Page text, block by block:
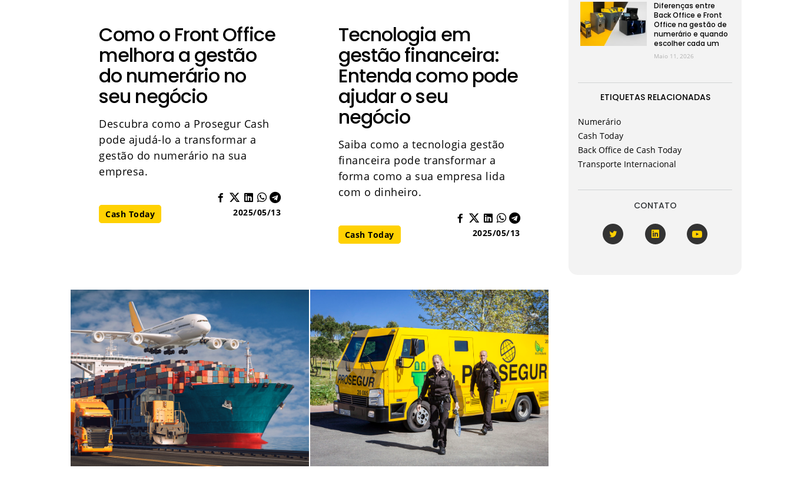
Como o Front Office
melhora a gestão
do numerário no
seu negócio
Descubra como a Prosegur Cash
pode ajudá-lo a transformar a
gestão do numerário na sua
empresa.
Cash Today 2025/05/13
Tecnologia em
gestão financeira:
Entenda como pode
ajudar o seu
negócio
Saiba como a tecnologia gestão
financeira pode transformar a
forma como a sua empresa lida
com o dinheiro.
Cash Today 2025/05/13
Diferenças entre
Back Office e Front
Office na gestão de
numerário e quando
escolher cada um
Maio 11, 2026
ETIQUETAS RELACIONADAS
Numerário
Cash Today
Back Office de Cash Today
Transporte Internacional
CONTATO